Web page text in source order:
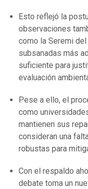
Esto reflejó la
observaciones
como la Seremi
subsanadas más
suficiente para
evaluación
Pese a ello, el
como
mantienen sus
consideran una
robustas para
Con el respaldo
debate toma un